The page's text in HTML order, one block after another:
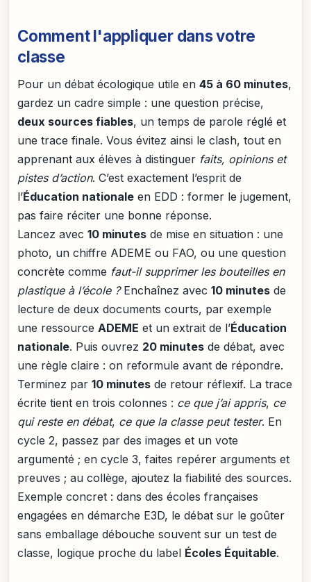
Comment l'appliquer dans votre
classe
Pour un débat écologique utile en 45 à 60 minutes,
gardez un cadre simple : une question précise,
deux sources fiables, un temps de parole réglé et
une trace finale. Vous évitez ainsi le clash, tout en
apprenant aux élèves à distinguer faits, opinions et
pistes d’action. C’est exactement l’esprit de
l’Éducation nationale en EDD : former le jugement,
pas faire réciter une bonne réponse.
Lancez avec 10 minutes de mise en situation : une
photo, un chiffre ADEME ou FAO, ou une question
concrète comme faut-il supprimer les bouteilles en
plastique à l’école ?Enchaînez avec 10 minutes de
lecture de deux documents courts, par exemple
une ressource ADEME et un extrait de l’Éducation
nationale. Puis ouvrez 20 minutes de débat, avec
une règle claire : on reformule avant de répondre.
Terminez par 10 minutes de retour réflexif. La trace
écrite tient en trois colonnes : ce que j’ai appris, ce
qui reste en débat, ce que la classe peut tester. En
cycle 2, passez par des images et un vote
argumenté ; en cycle 3, faites repérer arguments et
preuves ; au collège, ajoutez la fiabilité des sources.
Exemple concret : dans des écoles françaises
engagées en démarche E3D, le débat sur le goûter
sans emballage débouche souvent sur un test de
classe, logique proche du label Écoles Équitable.